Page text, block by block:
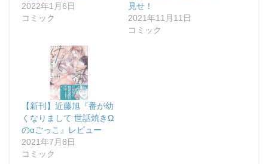
2022年1月6日
コミック
見せ！
2021年11月11日
コミック
【新刊】近藤旭『番が幼
くなりまして 世話焼きΩ
のαごっこ』レビュー
2021年7月8日
コミック